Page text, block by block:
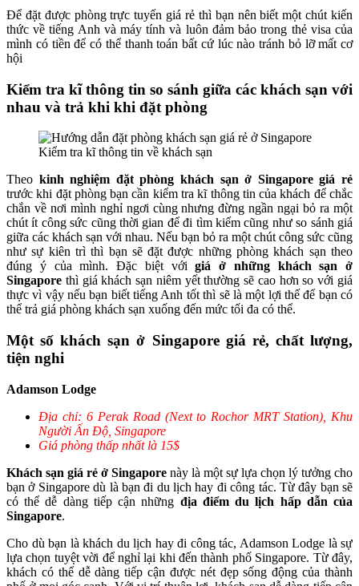
Để đặt được phòng trực tuyến giá rẻ thì bạn nên biết một chút kiến
thức về tiếng Anh và máy tính và luôn đảm bảo trong thẻ visa của
mình có tiền để có thể thanh toán bất cứ lúc nào tránh bỏ lỡ mất cơ
hội
Kiểm tra kĩ thông tin so sánh giữa các khách sạn với
nhau và trả khi khi đặt phòng
Kiểm tra kĩ thông tin về khách sạn
Theo kinh nghiệm đặt phòng khách sạn ở Singapore giá rẻ
trước khi đặt phòng bạn cần kiểm tra kĩ thông tin của khách để chắc
chắn về nơi mình nghỉ ngơi cùng nhưng đừng ngần ngại bỏ ra một
chút ít công sức cũng thời gian để đi tìm kiếm cũng như so sánh giá
giữa các khách sạn với nhau. Nếu bạn bỏ ra một chút công sức cũng
như sự kiên trì thì bạn sẽ đặt được những phòng khách sạn theo
đúng ý của mình. Đặc biệt vớigiá ở những khách sạn ở
Singapore thì giá khách sạn niêm yết thường sẽ cao hơn so với giá
thực vì vậy nếu bạn biết tiếng Anh tốt thì sẽ là một lợi thế để bạn có
thể trả giá phòng khách sạn xuống đến mức tối đa có thể.
Một số khách sạn ở Singapore giá rẻ, chất lượng,
tiện nghi
Adamson Lodge
Địa chỉ: 6 Perak Road (Next to Rochor MRT Station), Khu
Người Ấn Độ, Singapore
Giá phòng thấp nhất là 15$
Khách sạn giá rẻ ở Singapore này là một sự lựa chọn lý tưởng cho
bạn ở Singapore dù là bạn đi du lịch hay đi công tác. Từ đây bạn sẽ
có thể dễ dàng tiếp cận những địa điểm du lịch hấp dẫn của
Singapore.
Cho dù bạn là khách du lịch hay đi công tác, Adamson Lodge là sự
lựa chọn tuyệt vời để nghỉ lại khi đến thành phố Singapore. Từ đây,
khách có thể dễ dàng tiếp cận được nét đẹp sống động của thành